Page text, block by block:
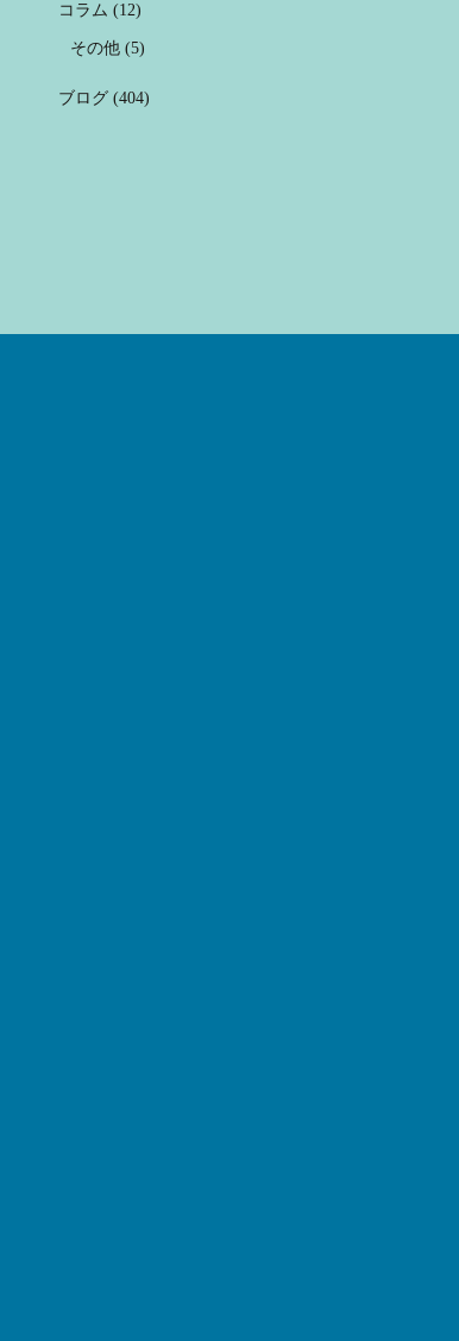
コラム (12)
その他 (5)
ブログ (404)